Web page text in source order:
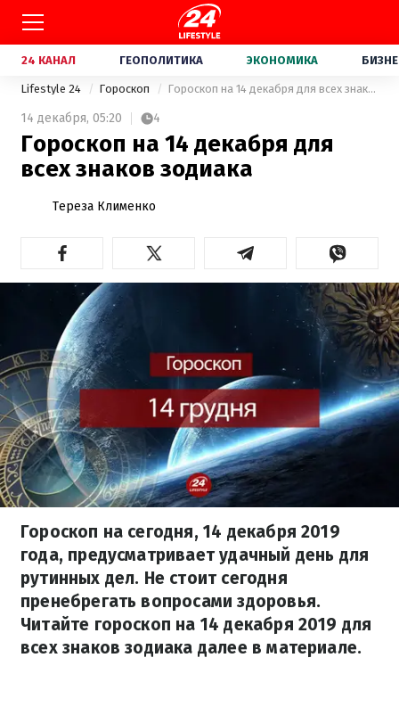
24 КАНАЛ ГЕОПОЛИТИКА ЭКОНОМИКА
Lifestyle 24 Гороскоп Гороскоп на 14 декабря для всех знаков зодиака
14 декабря, 05:20 4
Гороскоп на 14 декабря для
всех знаков зодиака
Тереза Клименко
Гороскоп на сегодня, 14 декабря 2019
года, предусматривает удачный день для
рутинных дел. Не стоит сегодня
пренебрегать вопросами здоровья.
Читайте гороскоп на 14 декабря 2019 для
всех знаков зодиака далее в материале.